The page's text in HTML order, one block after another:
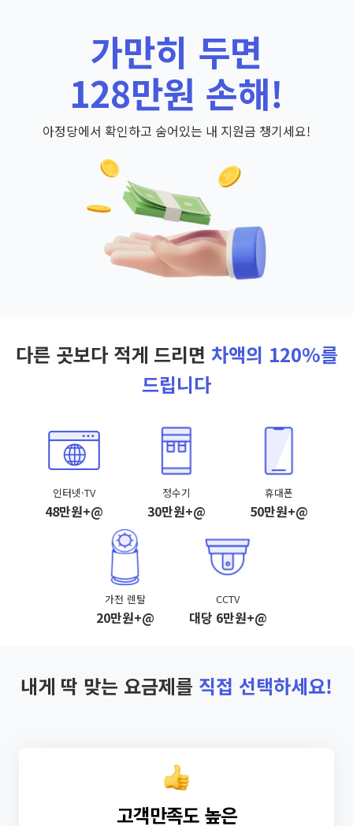
가만히 두면
128만원 손해!
아정당에서 확인하고 숨어있는 내 지원금 챙기세요!
다른 곳보다 적게 드리면 차액의 120%를
드립니다
인터넷·TV
48만원+@
정수기
30만원+@
휴대폰
50만원+@
가전 렌탈
20만원+@
CCTV
대당 6만원+@
내게 딱 맞는 요금제를 직접 선택하세요!
고객만족도 높은